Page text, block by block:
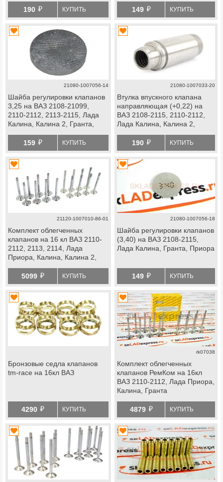
190 й КУПИТЬ
149 й КУПИТЬ
21080-1007056-14
Шайба регулировки клапанов
3,25 на ВАЗ 2108-21099,
2110-2112, 2113-2115, Лада
Калина, Калина 2, Гранта,
159 й КУПИТЬ
21080-1007033-20
Втулка впускного клапана
направляющая (+0,22) на
ВАЗ 2108-2115, 2110-2112,
Лада Калина, Калина 2,
190 й КУПИТЬ
21120-1007010-86-01
Комплект облегченных
клапанов на 16 кл ВАЗ 2110-
2112, 2113, 2114, Лада
Приора, Калина, Калина 2,
Ларгус fl, Веста, Веста ng, Икс
Рей, Искра, Нива Спорт
5099 й КУПИТЬ
21080-1007056-18
Шайба регулировки клапанов
(3,40) на ВАЗ 2108-2115,
Лада Калина, Гранта, Приора
149 й КУПИТЬ
Бронзовые седла клапанов
tm-race на 16кл ВАЗ
4290 й КУПИТЬ
rk07038
Комплект облегченных
клапанов РемКом на 16кл
ВАЗ 2110-2112, Лада Приора,
Калина, Гранта
4879 й КУПИТЬ